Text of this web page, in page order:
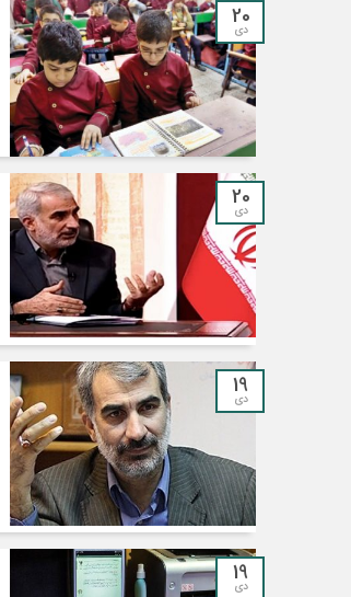
20
دی
20
دی
19
دی
19
دی